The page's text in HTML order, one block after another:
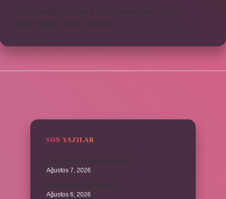
https://safderun.com.tr
https://sokoglam.com.tr
https://sinto.com.tr Sitemap
SON YAZILAR
Ağustos 7, 2026
Ağustos 6, 2026